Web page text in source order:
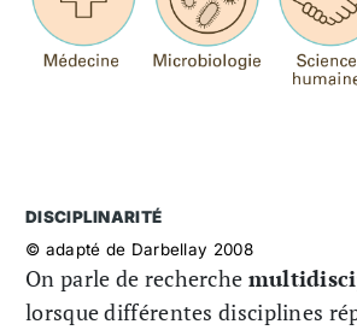
DISCIPLINARITÉ
© adapté de Darbellay 2008
On parle de recherche
lorsque différentes disciplines